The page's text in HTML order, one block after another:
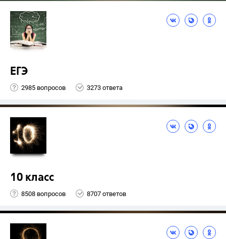
ЕГЭ
2985 вопросов 3273 ответа
10 класс
8508 вопросов 8707 ответов